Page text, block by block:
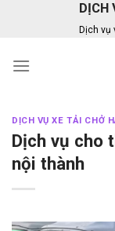
DỊCH
Dịch vụ
DỊCH VỤ XE TẢI CHỞ
Dịch vụ cho
nội thành